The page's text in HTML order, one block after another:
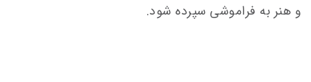
و هنر به فراموشی سپرده شود.